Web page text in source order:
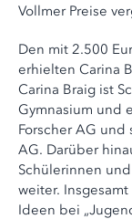
Vollmer Preise
Den mit 2.500
erhielten Carina
Carina Braig ist
Gymnasium und
Forscher AG
AG. Darüber
Schülerinnen
weiter.
Ideen bei